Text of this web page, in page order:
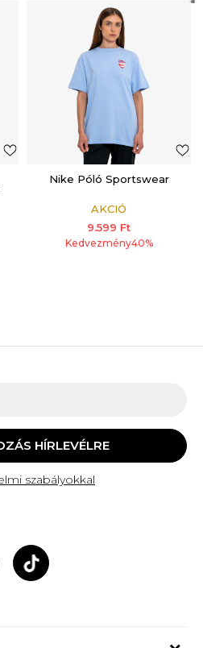
Nike Póló Sportswear
AKCIÓ
9.599 Ft
Kedvezmény40%
HÍRLEVÉLRE
szabályokkal